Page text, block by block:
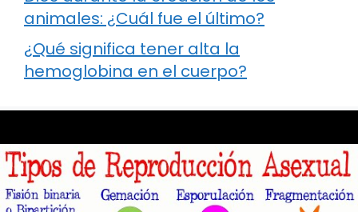
animales: ¿Cuál fue el último?
¿Qué significa tener alta la
hemoglobina en el cuerpo?